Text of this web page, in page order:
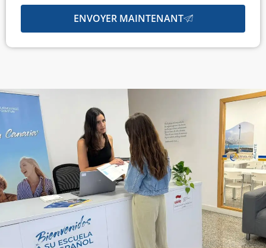
ENVOYER MAINTENANT